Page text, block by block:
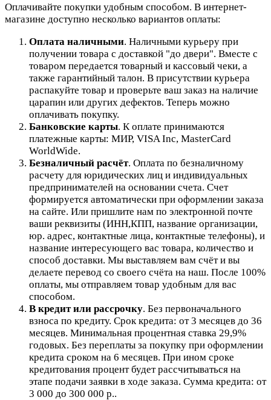
Оплачивайте покупки удобным способом. В интернет-
магазине доступно несколько вариантов оплаты:
Оплата наличными. Наличными курьеру при
получении товара с доставкой "до двери". Вместе с
товаром передается товарный и кассовый чеки, а
также гарантийный талон. В присутствии курьера
распакуйте товар и проверьте ваш заказ на наличие
царапин или других дефектов. Теперь можно
оплачивать покупку.
Банковские карты. К оплате принимаются
платежные карты: МИР, VISA Inc, MasterCard
WorldWide.
Безналичный расчёт. Оплата по безналичному
расчету для юридических лиц и индивидуальных
предпринимателей на основании счета. Счет
формируется автоматически при оформлении заказа
на сайте. Или пришлите нам по электронной почте
ваши реквизиты (ИНН,КПП, название организации,
юр. адрес, контактные лица, контактные телефоны), и
название интересующего вас товара, количество и
способ доставки. Мы выставляем вам счёт и вы
делаете перевод со своего счёта на наш. После 100%
оплаты, мы отправляем товар удобным для вас
способом.
В кредит или рассрочку. Без первоначального
взноса по кредиту. Срок кредита: от 3 месяцев до 36
месяцев. Минимальная процентная ставка 29,9%
годовых. Без переплаты за покупку при оформлении
кредита сроком на 6 месяцев. При ином сроке
кредитования процент будет рассчитываться на
этапе подачи заявки в ходе заказа. Сумма кредита: от
3 000 до 300 000 р..